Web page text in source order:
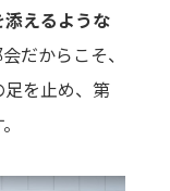
えるような
だからこそ、
を止め、第